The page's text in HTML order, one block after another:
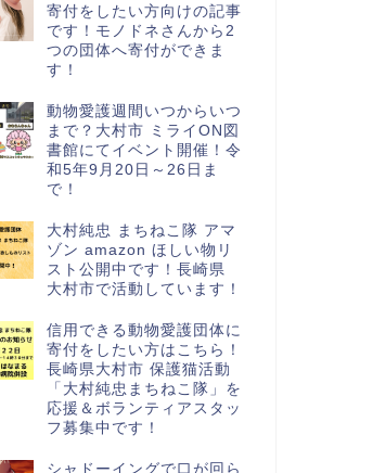
寄付をしたい方向けの記事
です！モノドネさんから2
つの団体へ寄付ができま
す！
動物愛護週間いつからいつ
まで？大村市 ミライON図
書館にてイベント開催！令
和5年9月20日～26日ま
で！
大村純忠 まちねこ隊 アマ
ゾン amazon ほしい物リ
スト公開中です！長崎県
大村市で活動しています！
信用できる動物愛護団体に
寄付をしたい方はこちら！
長崎県大村市 保護猫活動
「大村純忠まちねこ隊」を
応援＆ボランティアスタッ
フ募集中です！
シャドーイングで口が回ら